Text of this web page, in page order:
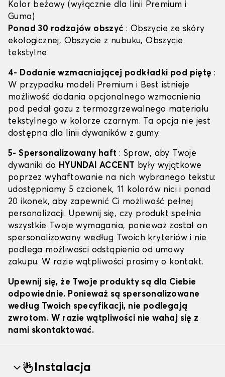
Kolor beżowy (wyłącznie dla linii Premium i
Guma)
Ponad 30 rodzajów obszyć : Obszycie ze skóry
ekologicznej, Obszycie z nubuku, Obszycie
tekstylne
4- Dodanie wzmacniającej podkładki pod piętę :
W przypadku modeli Premium i Best istnieje
możliwość dodania opcjonalnego wzmocnienia
pod pedał gazu z termozgrzewalnego materiału
tekstylnego w kolorze czarnym. Ta opcja nie jest
dostępna dla linii dywaników z gumy.
5- Spersonalizowany haft : Spraw, aby Twoje
dywaniki do HYUNDAI ACCENT
były wyjątkowe
poprzez wyhaftowanie na nich wybranego tekstu:
udostępniamy 5 czcionek, 11 kolorów nici i ponad
20 ikonek, aby zapewnić Ci możliwość pełnej
personalizacji. Upewnij się, czy produkt spełnia
wszystkie Twoje wymagania, ponieważ został on
spersonalizowany według Twoich kryteriów i nie
podlega możliwości odstąpienia od umowy
zakupu. W razie wątpliwości prosimy o kontakt.
Upewnij się, że Twoje produkty są dla Ciebie
odpowiednie. Ponieważ są spersonalizowane
według Twoich specyfikacji, nie podlegają
zwrotom. W razie wątpliwości nie wahaj się z
nami skontaktować.
Instalacja